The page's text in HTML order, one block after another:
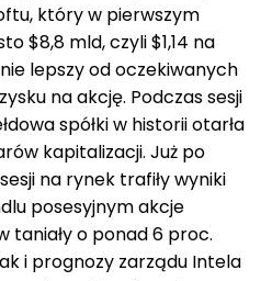
który w pierwszym
$8,8 mld, czyli $1,14 na
lepszy od oczekiwanych
na akcję. Podczas sesji
spółki w historii otarła
kapitalizacji. Już po
na rynek trafiły wyniki
posesyjnym akcje
o ponad 6 proc.
i prognozy zarządu Intela